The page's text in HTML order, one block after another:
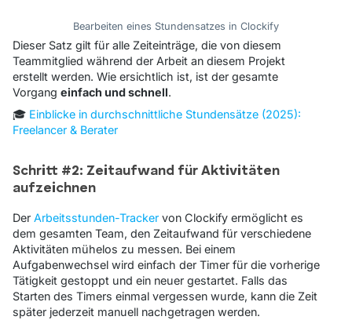
Bearbeiten eines Stundensatzes in Clockify
Dieser Satz gilt für alle Zeiteinträge, die von diesem
Teammitglied während der Arbeit an diesem Projekt
erstellt werden. Wie ersichtlich ist, ist der gesamte
Vorgang einfach und schnell.
🎓 Einblicke in durchschnittliche Stundensätze (2025):
Freelancer & Berater
Schritt #2: Zeitaufwand für Aktivitäten
aufzeichnen
Der Arbeitsstunden-Tracker von Clockify ermöglicht es
dem gesamten Team, den Zeitaufwand für verschiedene
Aktivitäten mühelos zu messen. Bei einem
Aufgabenwechsel wird einfach der Timer für die vorherige
Tätigkeit gestoppt und ein neuer gestartet. Falls das
Starten des Timers einmal vergessen wurde, kann die Zeit
später jederzeit manuell nachgetragen werden.